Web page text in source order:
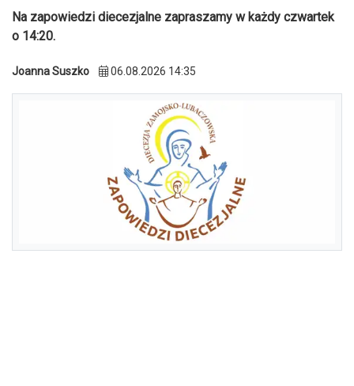
Na zapowiedzi diecezjalne zapraszamy w każdy czwartek
o 14:20.
Joanna Suszko 06.08.2026 14:35